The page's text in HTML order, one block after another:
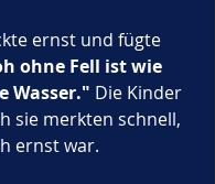
ernst und fügte
ohne Fell ist wie
Wasser." Die Kinder
sie merkten schnell,
ernst war.